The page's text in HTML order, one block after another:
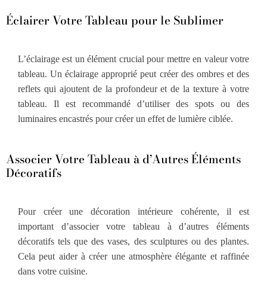
Éclairer Votre Tableau pour le Sublimer
L’éclairage est un élément crucial pour mettre en valeur votre
tableau. Un éclairage approprié peut créer des ombres et des
reflets qui ajoutent de la profondeur et de la texture à votre
tableau. Il est recommandé d’utiliser des spots ou des
luminaires encastrés pour créer un effet de lumière ciblée.
Associer Votre Tableau à d’Autres Éléments
Décoratifs
Pour créer une décoration intérieure cohérente, il est
important d’associer votre tableau à d’autres éléments
décoratifs tels que des vases, des sculptures ou des plantes.
Cela peut aider à créer une atmosphère élégante et raffinée
dans votre cuisine.